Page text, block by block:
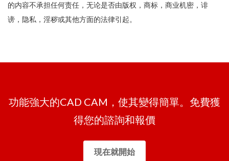
的内容不承担任何责任，无论是否由版权，商标，商业机密，诽
谤，隐私，淫秽或其他方面的法律引起。
功能強大的CAD CAM，使其變得簡單。免費獲
得您的諮詢和報價
現在就開始